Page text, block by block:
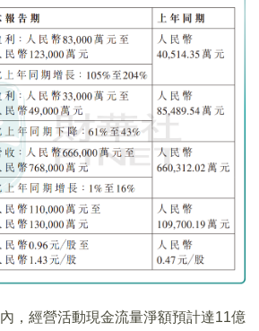
，經營活動現金流量淨額預計達11億